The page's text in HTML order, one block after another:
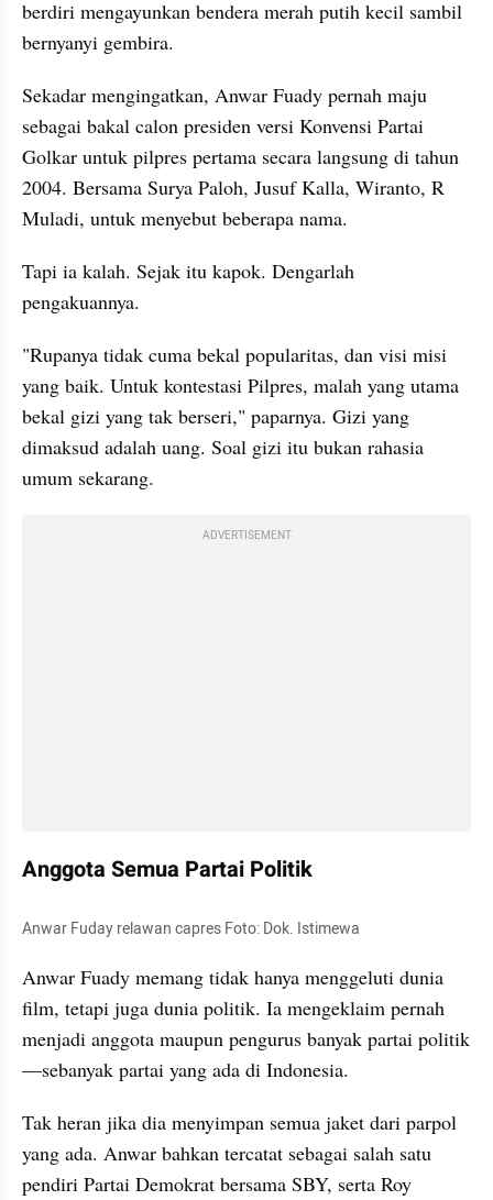
berdiri mengayunkan bendera merah putih kecil sambil
bernyanyi gembira.
Sekadar mengingatkan, Anwar Fuady pernah maju
sebagai bakal calon presiden versi Konvensi Partai
Golkar untuk pilpres pertama secara langsung di tahun
2004. Bersama Surya Paloh, Jusuf Kalla, Wiranto, R
Muladi, untuk menyebut beberapa nama.
Tapi ia kalah. Sejak itu kapok. Dengarlah
pengakuannya.
"Rupanya tidak cuma bekal popularitas, dan visi misi
yang baik. Untuk kontestasi Pilpres, malah yang utama
bekal gizi yang tak berseri," paparnya. Gizi yang
dimaksud adalah uang. Soal gizi itu bukan rahasia
umum sekarang.
ADVERTISEMENT
Anggota Semua Partai Politik
Anwar Fuday relawan capres Foto: Dok. Istimewa
Anwar Fuady memang tidak hanya menggeluti dunia
film, tetapi juga dunia politik. Ia mengeklaim pernah
menjadi anggota maupun pengurus banyak partai politik
—sebanyak partai yang ada di Indonesia.
Tak heran jika dia menyimpan semua jaket dari parpol
yang ada. Anwar bahkan tercatat sebagai salah satu
pendiri Partai Demokrat bersama SBY, serta Roy